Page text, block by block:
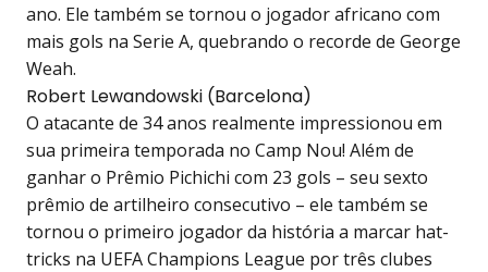
ano. Ele também se tornou o jogador africano com
mais gols na Serie A, quebrando o recorde de George
Weah.
Robert Lewandowski (Barcelona)
O atacante de 34 anos realmente impressionou em
sua primeira temporada no Camp Nou! Além de
ganhar o Prêmio Pichichi com 23 gols – seu sexto
prêmio de artilheiro consecutivo – ele também se
tornou o primeiro jogador da história a marcar hat-
tricks na UEFA Champions League por três clubes